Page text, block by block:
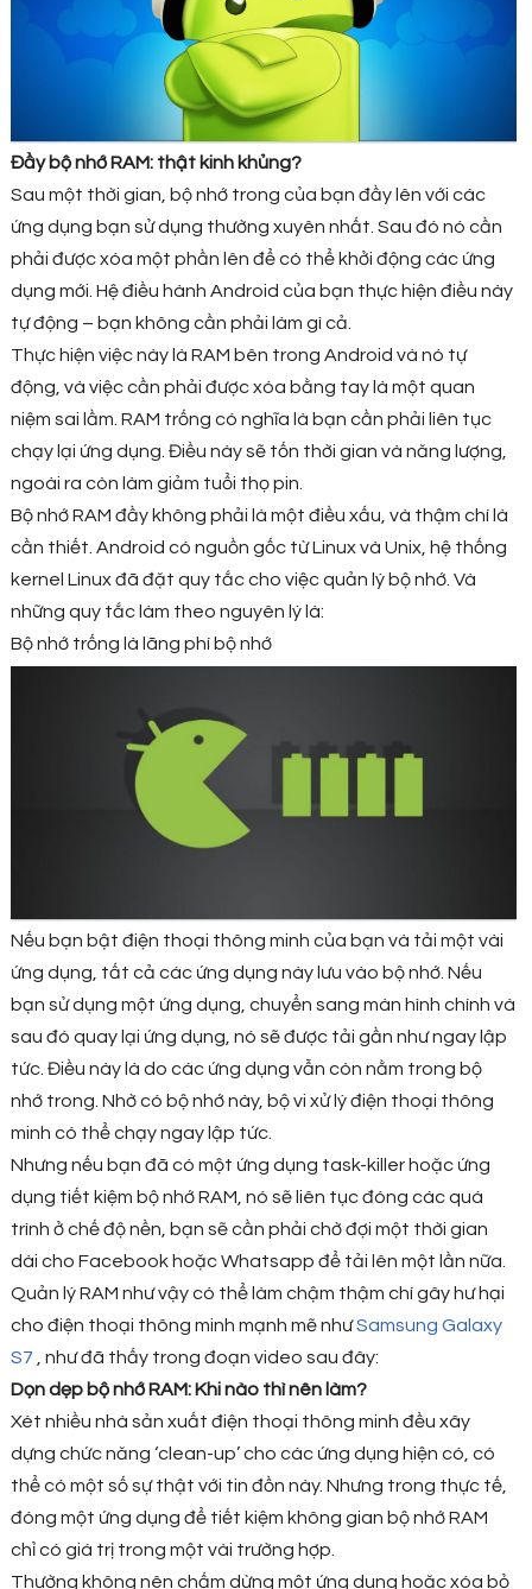
Đầy bộ nhớ RAM: thật kinh khủng?
Sau một thời gian, bộ nhớ trong của bạn đầy lên với các
ứng dụng bạn sử dụng thường xuyên nhất. Sau đó nó cần
phải được xóa một phần lên để có thể khởi động các ứng
dụng mới. Hệ điều hành Android của bạn thực hiện điều này
tự động – bạn không cần phải làm gì cả.
Thực hiện việc này là RAM bên trong Android và nó tự
động, và việc cần phải được xóa bằng tay là một quan
niệm sai lầm. RAM trống có nghĩa là bạn cần phải liên tục
chạy lại ứng dụng. Điều này sẽ tốn thời gian và năng lượng,
ngoài ra còn làm giảm tuổi thọ pin.
Bộ nhớ RAM đầy không phải là một điều xấu, và thậm chí là
cần thiết. Android có nguồn gốc từ Linux và Unix, hệ thống
kernel Linux đã đặt quy tắc cho việc quản lý bộ nhớ. Và
những quy tắc làm theo nguyên lý là:
Bộ nhớ trống là lãng phí bộ nhớ
Nếu bạn bật điện thoại thông minh của bạn và tải một vài
ứng dụng, tất cả các ứng dụng này lưu vào bộ nhớ. Nếu
bạn sử dụng một ứng dụng, chuyển sang màn hình chính và
sau đó quay lại ứng dụng, nó sẽ được tải gần như ngay lập
tức. Điều này là do các ứng dụng vẫn còn nằm trong bộ
nhớ trong. Nhờ có bộ nhớ này, bộ vi xử lý điện thoại thông
minh có thể chạy ngay lập tức.
Nhưng nếu bạn đã có một ứng dụng task-killer hoặc ứng
dụng tiết kiệm bộ nhớ RAM, nó sẽ liên tục đóng các quá
trình ở chế độ nền, bạn sẽ cần phải chờ đợi một thời gian
dài cho Facebook hoặc Whatsapp để tải lên một lần nữa.
Quản lý RAM như vậy có thể làm chậm thậm chí gây hư hại
cho điện thoại thông minh mạnh mẽ nhưSamsung Galaxy
S7 , như đã thấy trong đoạn video sau đây:
Dọn dẹp bộ nhớ RAM: Khi nào thì nên làm?
Xét nhiều nhà sản xuất điện thoại thông minh đều xây
dựng chức năng ‘clean-up’ cho các ứng dụng hiện có, có
thể có một số sự thật với tin đồn này. Nhưng trong thực tế,
đóng một ứng dụng để tiết kiệm không gian bộ nhớ RAM
chỉ có giá trị trong một vài trường hợp.
Thường không nên chấm dừng một ứng dụng hoặc xóa bỏ